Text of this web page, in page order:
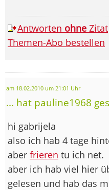
Antworten ohne Zitat
Themen-Abo bestellen
am 18.02.2010 um 21:01 Uhr
... hat pauline1968
hi gabrijela
also ich hab 4 tage
aber frieren tu ich net.
aber ich hab viel hier
gelesen und hab das